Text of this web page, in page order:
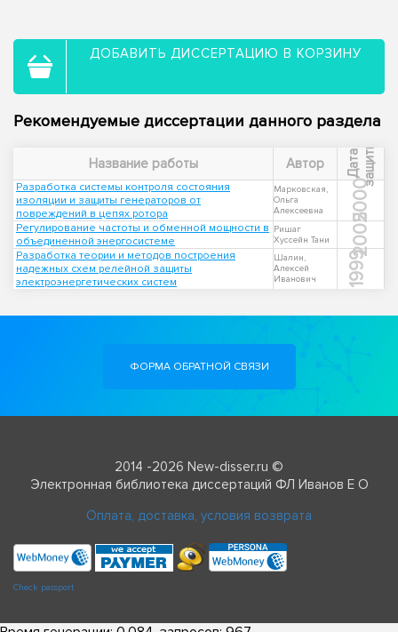
ДОБАВИТЬ ДИССЕРТАЦИЮ В КОРЗИНУ
Рекомендуемые диссертации данного раздела
Название работы Автор Д
а
т
а
з
а
щ
и
т ы
Разработка системы контроля состояния
изоляции и защиты генераторов от
повреждений в цепях ротора
Марковская,
Ольга
Алексеевна
2000
Регулирование частоты и обменной мощности в
объединенной энергосистеме
Ришаг
Хуссейн Тани
2005
Разработка теории и методов построения
надежных схем релейной защиты
электроэнергетических систем
Шалин,
Алексей
Иванович
1999
ФОРМА ОБРАТНОЙ СВЯЗИ
2014 -2026 New-disser.ru ©
Электронная библиотека диссертаций ФЛ Иванов Е О
Оплата, доставка, условия возврата
Check passport